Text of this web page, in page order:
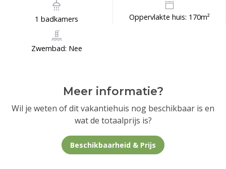
1 badkamers Oppervlakte huis: 170m²
Zwembad: Nee
Meer informatie?
Wil je weten of dit vakantiehuis nog beschikbaar is en
wat de totaalprijs is?
Beschikbaarheid & Prijs